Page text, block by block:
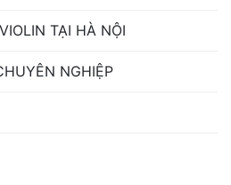
TẠI HÀ NỘI
NGHIỆP